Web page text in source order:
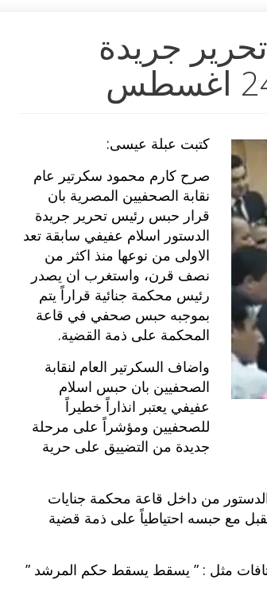
جريدة
كتبت عبلة عيسى:
صرح كارم محمود سكرتير عام
نقابة الصحفيين المصرية بان
قرار حبس رئيس تحرير جريدة
الدستور اسلام عفيفي سابقة تعد
الاولى من نوعها منذ اكثر من
نصف قرن، واستغرب ان يصدر
رئيس محكمة جنائية قراراً يتم
بموجبه حبس صحفي في قاعة
المحكمة على ذمة القضية.
واضاف السكرتير العام لنقابة
الصحفيين بان حبس اسلام
عفيفي يعتبر انذاراً خطيراً
للصحفيين ومؤشراً على مرحلة
جديدة من التضييق على حرية
من داخل قاعة محكمة جنايات
جلسة المحاكمة الى يوم 15 سبتمبر المقبل مع حبسه احتياطياً على ذمة قضية
مثل : ” يسقط يسقط حكم المرشد ”